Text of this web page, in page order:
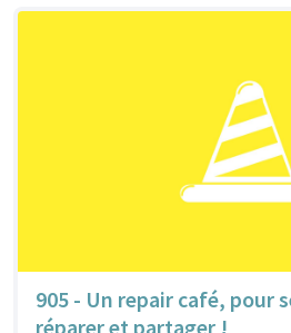
905 - Un repair café, pour
réparer et partager !